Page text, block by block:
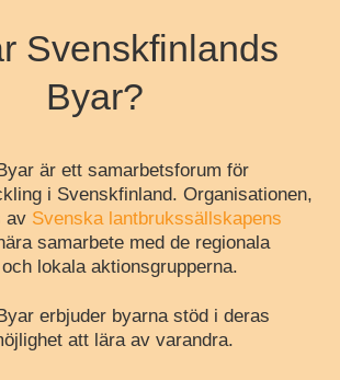
Svenskfinlands
Byar?
är ett samarbetsforum för
i Svenskfinland. Organisationen,
av Svenska lantbrukssällskapens
samarbete med de regionala
lokala aktionsgrupperna.
erbjuder byarna stöd i deras
att lära av varandra.